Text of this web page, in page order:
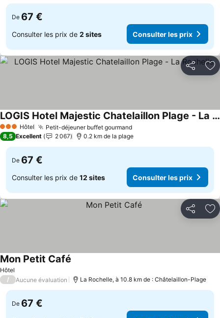
De 67 €
Consulter les prix de 2 sites Consulter les prix
Partager
3 ÉtoilesHôtel Petit-déjeuner buffet gourmand
LOGIS Hotel Majestic Chatelaillon Plage - La Rochelle
8,5 Excellent 2 067 0.2 km de la plage
De 67 €
Consulter les prix de 12 sites Consulter les prix
Partager
Hôtel
Mon Petit Café
/ Aucune évaluation La Rochelle, à 10.8 km de : Châtelaillon-Plage
De 67 €